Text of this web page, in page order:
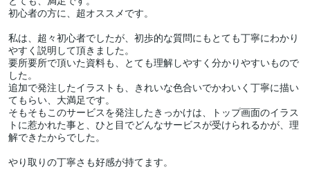
初心者の方に、超オススメです。
私は、超々初心者でしたが、初歩的な質問にもとても丁寧にわかり
やすく説明して頂きました。
要所要所で頂いた資料も、とても理解しやすく分かりやすいもので
した。
追加で発注したイラストも、きれいな色合いでかわいく丁寧に描い
てもらい、大満足です。
そもそもこのサービスを発注したきっかけは、トップ画面のイラス
トに惹かれた事と、ひと目でどんなサービスが受けられるかが、理
解できたからでした。
やり取りの丁寧さも好感が持てます。